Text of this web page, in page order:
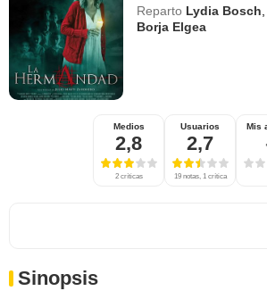
Reparto Lydia Bosch
Borja Elgea
Medios
2,8
2 críticas
Usuarios
2,7
19 notas, 1 crítica
Mis
Sinopsis